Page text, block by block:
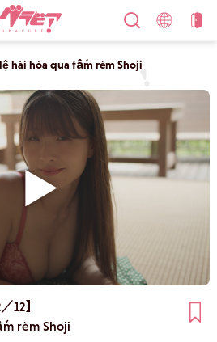
hài hòa qua tấm rèm Shoji
12】
rèm Shoji